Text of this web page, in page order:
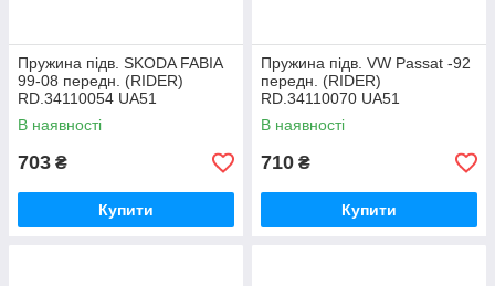
Пружина підв. SKODA FABIA
99-08 передн. (RIDER)
RD.34110054 UA51
В наявності
703 ₴
Купити
Пружина підв. VW Passat -92
передн. (RIDER)
RD.34110070 UA51
В наявності
710 ₴
Купити